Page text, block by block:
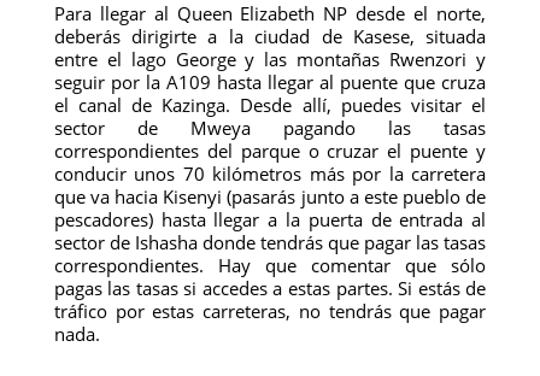
Para llegar al Queen Elizabeth NP desde el norte,
deberás dirigirte a la ciudad de Kasese, situada
entre el lago George y las montañas Rwenzori y
seguir por la A109 hasta llegar al puente que cruza
el canal de Kazinga. Desde allí, puedes visitar el
sector de Mweya pagando las tasas
correspondientes del parque o cruzar el puente y
conducir unos 70 kilómetros más por la carretera
que va hacia Kisenyi (pasarás junto a este pueblo de
pescadores) hasta llegar a la puerta de entrada al
sector de Ishasha donde tendrás que pagar las tasas
correspondientes. Hay que comentar que sólo
pagas las tasas si accedes a estas partes. Si estás de
tráfico por estas carreteras, no tendrás que pagar
nada.